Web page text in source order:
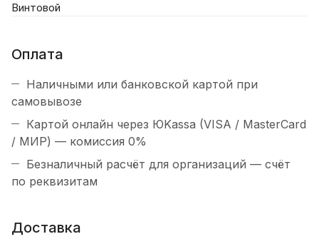
Винтовой
Оплата
Наличными или банковской картой при
самовывозе
Картой онлайн через ЮKassa (VISA / MasterCard
/ МИР) — комиссия 0%
Безналичный расчёт для организаций — счёт
по реквизитам
Доставка